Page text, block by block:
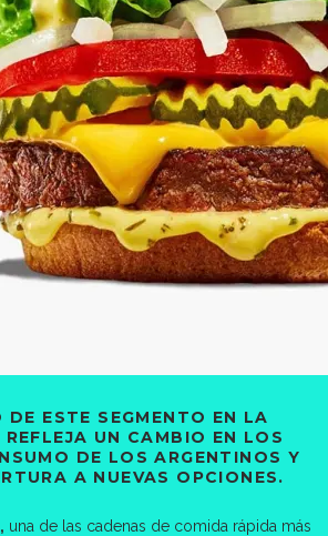
DE ESTE SEGMENTO EN LA
UN CAMBIO EN LOS
DE LOS ARGENTINOS Y
A NUEVAS OPCIONES.
una de las cadenas de comida rápida más